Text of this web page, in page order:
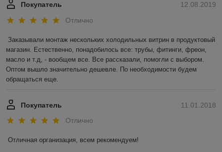
12.08.2019
Покупатель
Отлично
Заказывали монтаж нескольких холодильных витрин в продуктовый
магазин. Естественно, понадобилось все: трубы, фитинги, фреон,
масло и т.д, - вообщем все. Все рассказали, помогли с выбором.
Оптом вышло значительно дешевле. По необходимости будем
обращаться еще.
11.01.2018
Покупатель
Отлично
Отличная организация, всем рекомендуем!